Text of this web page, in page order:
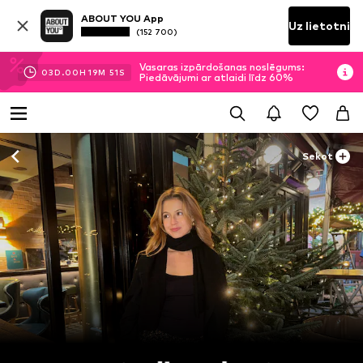
ABOUT YOU App
(152 700) Uz lietotni
03D.00H 19M 49 S
Vasaras izpārdošanas noslēgums:
Piedāvājumi ar atlaidi līdz 60%
Sekot